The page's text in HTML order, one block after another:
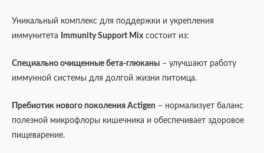
Уникальный комплекс для поддержки и укрепления
иммунитета
Immunity Support Mix состоит из:
Специально очищенные бета-глюканы – улучшают работу
иммунной системы для долгой жизни питомца.
Пребиотик нового поколения Actigen – нормализует баланс
полезной микрофлоры кишечника и обеспечивает здоровое
пищеварение.